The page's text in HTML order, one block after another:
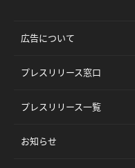
広告について
プレスリリース窓口
プレスリリース一覧
お知らせ